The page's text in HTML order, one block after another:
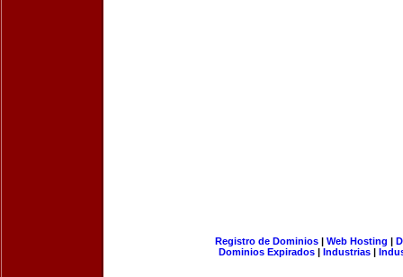
Registro de Dominios| Web Hosting |
Dominios Expirados | Industrias |